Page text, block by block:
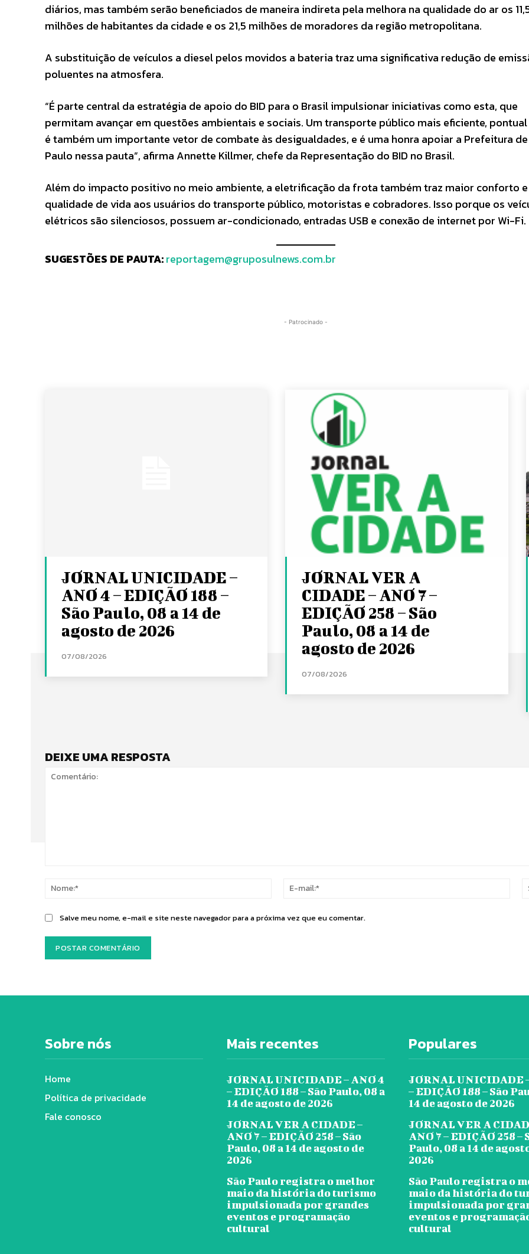
diários, mas também serão beneficiados de maneira indireta pela melhora na qualidade do ar os
milhões de habitantes da cidade e os 21,5 milhões de moradores da região metropolitana.
A substituição de veículos a diesel pelos movidos a bateria traz uma significativa redução de
poluentes na atmosfera.
“É parte central da estratégia de apoio do BID para o Brasil impulsionar iniciativas como esta, que
permitam avançar em questões ambientais e sociais. Um transporte público mais eficiente,
é também um importante vetor de combate às desigualdades, e é uma honra apoiar a Prefeitura
Paulo nessa pauta”, afirma Annette Killmer, chefe da Representação do BID no Brasil.
Além do impacto positivo no meio ambiente, a eletrificação da frota também traz maior conforto e
qualidade de vida aos usuários do transporte público, motoristas e cobradores. Isso porque os
elétricos são silenciosos, possuem ar-condicionado, entradas USB e conexão de internet por Wi-Fi.
SUGESTÕES DE PAUTA:reportagem@gruposulnews.com.br
- Patrocinado -
JORNAL UNICIDADE –
ANO 4 – EDIÇÃO 188 –
São Paulo, 08 a 14 de
agosto de 2026
07/08/2026
JORNAL VER A
CIDADE – ANO 7 –
EDIÇÃO 258 – São
Paulo, 08 a 14 de
agosto de 2026
07/08/2026
DEIXE UMA RESPOSTA
Nome:*
Salve meu nome, e-mail e site neste navegador para a próxima vez que eu comentar.
Sobre nós
Home
Política de privacidade
Fale conosco
Mais recentes
JORNAL UNICIDADE – ANO 4
– EDIÇÃO 188 – São Paulo, 08 a
14 de agosto de 2026
JORNAL VER A CIDADE –
ANO 7 – EDIÇÃO 258 – São
Paulo, 08 a 14 de agosto de
2026
São Paulo registra o melhor
maio da história do turismo
impulsionada por grandes
eventos e programação
cultural
Populares
JORNAL UNICIDADE
– EDIÇÃO 188 – São
14 de agosto de 2026
JORNAL VER A
ANO 7 – EDIÇÃO 258 –
Paulo, 08 a 14 de
2026
São Paulo registra o
maio da história do
impulsionada por
eventos e
cultural